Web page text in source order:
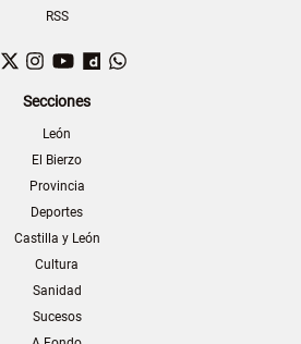
RSS
Facebook
TwitterInstagram
YouTubeDailymotion
Secciones
León
El Bierzo
Provincia
Deportes
Castilla y León
Cultura
Sanidad
Sucesos